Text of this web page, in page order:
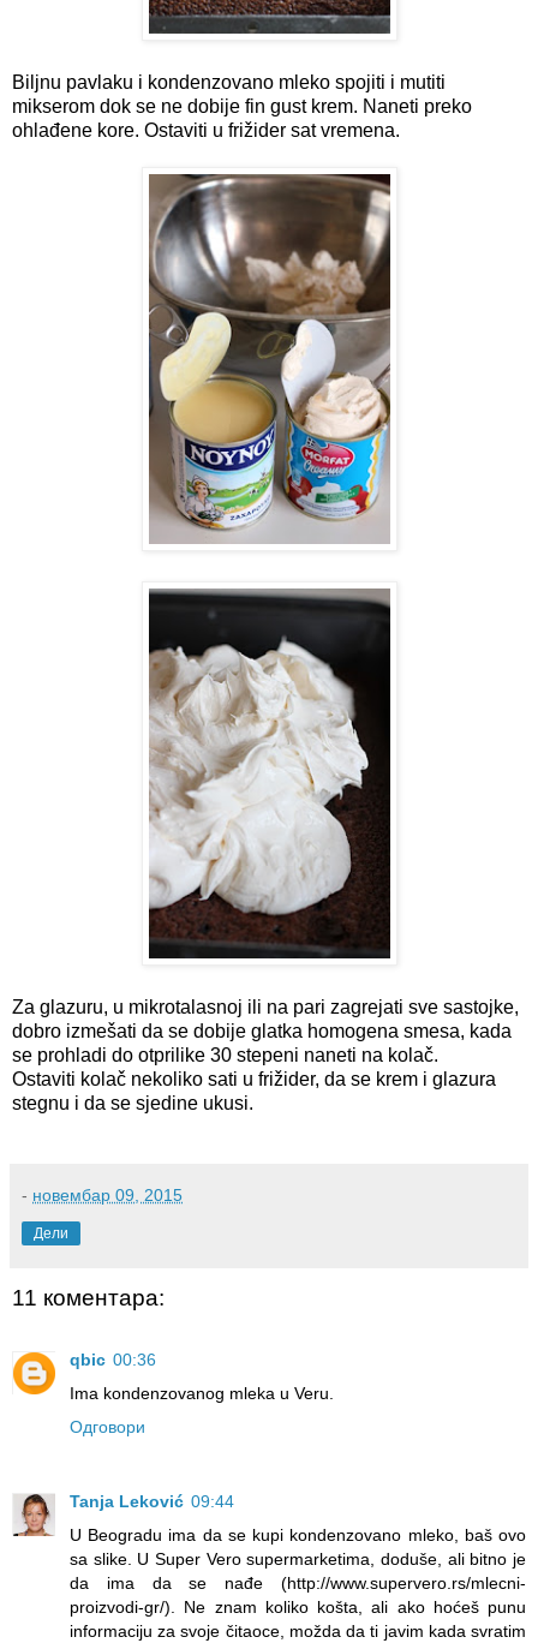
Biljnu pavlaku i kondenzovano mleko spojiti i mutiti
mikserom dok se ne dobije fin gust krem. Naneti preko
ohlađene kore. Ostaviti u frižider sat vremena.
Za glazuru, u mikrotalasnoj ili na pari zagrejati sve sastojke,
dobro izmešati da se dobije glatka homogena smesa, kada
se prohladi do otprilike 30 stepeni naneti na kolač.
Ostaviti kolač nekoliko sati u frižider, da se krem i glazura
stegnu i da se sjedine ukusi.
- новембар 09, 2015
Дели
11 коментара:
qbic 00:36
Ima kondenzovanog mleka u Veru.
Одговори
Tanja Leković 09:44
U Beogradu ima da se kupi kondenzovano mleko, baš ovo
sa slike. U Super Vero supermarketima, doduše, ali bitno je
da ima da se nađe (http://www.supervero.rs/mlecni-
proizvodi-gr/). Ne znam koliko košta, ali ako hoćeš punu
informaciju za svoje čitaoce, možda da ti javim kada svratim